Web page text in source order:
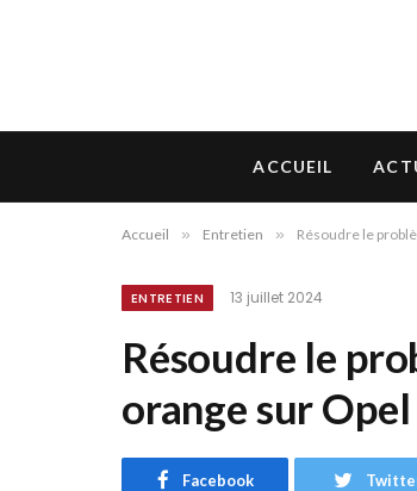
ACCUEIL
Accueil » Entretien » Résoudre le
ENTRETIEN 13 juillet 2024
Résoudre le
orange sur
Facebook